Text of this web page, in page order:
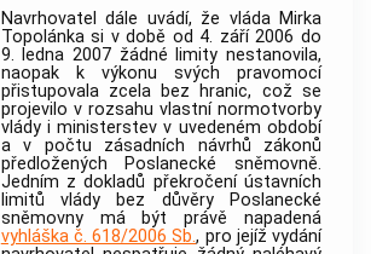
Navrhovatel dále uvádí, že vláda Mirka
Topolánka si v době od 4. září 2006 do
9. ledna 2007 žádné limity nestanovila,
naopak k výkonu svých pravomocí
přistupovala zcela bez hranic, což se
projevilo v rozsahu vlastní normotvorby
vlády i ministerstev v uvedeném období
a v počtu zásadních návrhů zákonů
předložených Poslanecké sněmovně.
Jedním z dokladů překročení ústavních
limitů vlády bez důvěry Poslanecké
sněmovny má být právě napadená
vyhláška č. 618/2006 Sb., pro jejíž vydání